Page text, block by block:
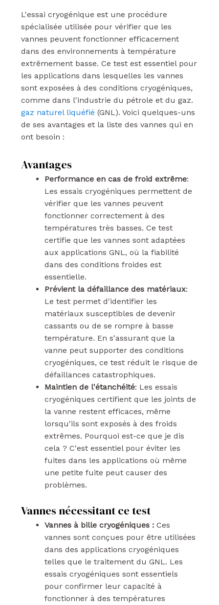
L'essai cryogénique est une procédure
spécialisée utilisée pour vérifier que les
vannes peuvent fonctionner efficacement
dans des environnements à température
extrêmement basse. Ce test est essentiel pour
les applications dans lesquelles les vannes
sont exposées à des conditions cryogéniques,
comme dans l'industrie du pétrole et du gaz.
gaz naturel liquéfié (GNL). Voici quelques-uns
de ses avantages et la liste des vannes qui en
ont besoin :
Avantages
Performance en cas de froid extrême:
Les essais cryogéniques permettent de
vérifier que les vannes peuvent
fonctionner correctement à des
températures très basses. Ce test
certifie que les vannes sont adaptées
aux applications GNL, où la fiabilité
dans des conditions froides est
essentielle.
Prévient la défaillance des matériaux:
Le test permet d'identifier les
matériaux susceptibles de devenir
cassants ou de se rompre à basse
température. En s'assurant que la
vanne peut supporter des conditions
cryogéniques, ce test réduit le risque de
défaillances catastrophiques.
Maintien de l'étanchéité: Les essais
cryogéniques certifient que les joints de
la vanne restent efficaces, même
lorsqu'ils sont exposés à des froids
extrêmes. Pourquoi est-ce que je dis
cela ? C'est essentiel pour éviter les
fuites dans les applications où même
une petite fuite peut causer des
problèmes.
Vannes nécessitant ce test
Vannes à bille cryogéniques : Ces
vannes sont conçues pour être utilisées
dans des applications cryogéniques
telles que le traitement du GNL. Les
essais cryogéniques sont essentiels
pour confirmer leur capacité à
fonctionner à des températures